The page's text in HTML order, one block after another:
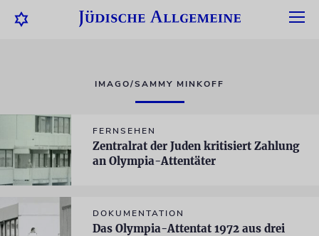
IMAGO/SAMMY MINKOFF
FERNSEHEN
Zentralrat der Juden kritisiert Zahlung
an Olympia-Attentäter
DOKUMENTATION
Das Olympia-Attentat 1972 aus drei